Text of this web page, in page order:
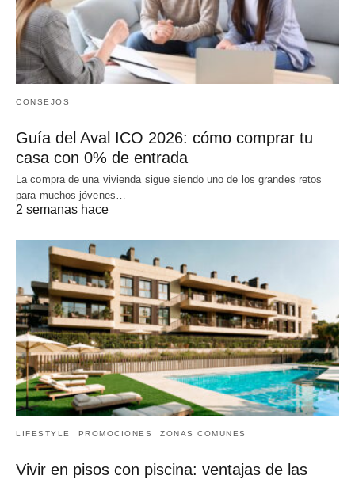
CONSEJOS
Guía del Aval ICO 2026: cómo comprar tu
casa con 0% de entrada
La compra de una vivienda sigue siendo uno de los grandes retos
para muchos jóvenes…
2 semanas hace
LIFESTYLE PROMOCIONES ZONAS COMUNES
Vivir en pisos con piscina: ventajas de las